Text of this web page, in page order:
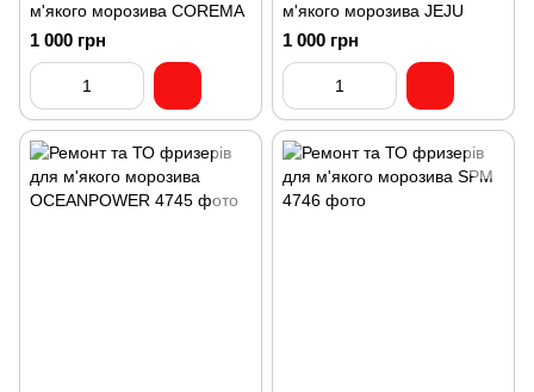
м'якого морозива COREMA
1 000 грн
м'якого морозива JEJU
1 000 грн